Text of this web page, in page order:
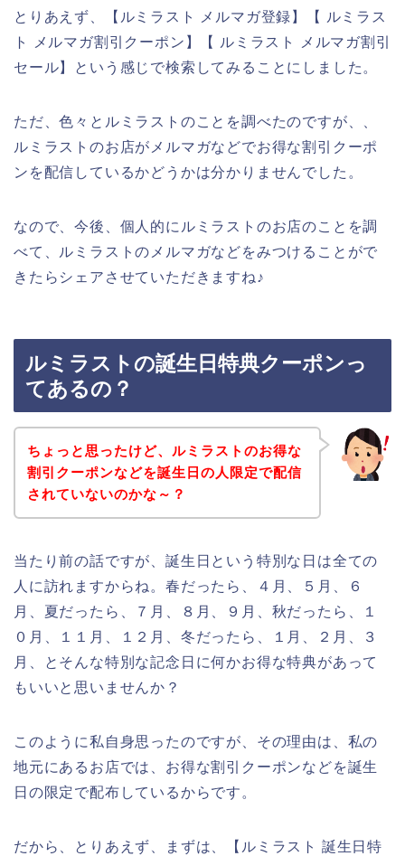
とりあえず、【ルミラスト メルマガ登録】【 ルミラス
ト メルマガ割引クーポン】【 ルミラスト メルマガ割引
セール】という感じで検索してみることにしました。
ただ、色々とルミラストのことを調べたのですが、、
ルミラストのお店がメルマガなどでお得な割引クーポ
ンを配信しているかどうかは分かりませんでした。
なので、今後、個人的にルミラストのお店のことを調
べて、ルミラストのメルマガなどをみつけることがで
きたらシェアさせていただきますね♪
ルミラストの誕生日特典クーポンっ
てあるの？
ちょっと思ったけど、ルミラストのお得な
割引クーポンなどを誕生日の人限定で配信
されていないのかな～？
当たり前の話ですが、誕生日という特別な日は全ての
人に訪れますからね。春だったら、４月、５月、６
月、夏だったら、７月、８月、９月、秋だったら、１
０月、１１月、１２月、冬だったら、１月、２月、３
月、とそんな特別な記念日に何かお得な特典があって
もいいと思いませんか？
このように私自身思ったのですが、その理由は、私の
地元にあるお店では、お得な割引クーポンなどを誕生
日の限定で配布しているからです。
だから、とりあえず、まずは、【ルミラスト 誕生日特